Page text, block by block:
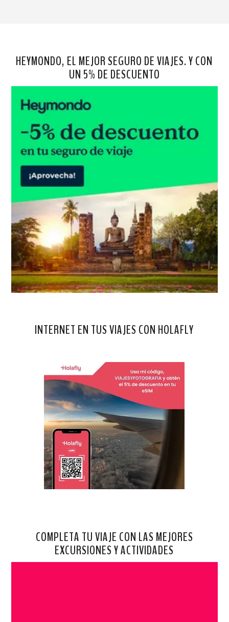
HEYMONDO, EL MEJOR SEGURO DE VIAJES. Y CON
UN 5% DE DESCUENTO
INTERNET EN TUS VIAJES CON HOLAFLY
COMPLETA TU VIAJE CON LAS MEJORES
EXCURSIONES Y ACTIVIDADES